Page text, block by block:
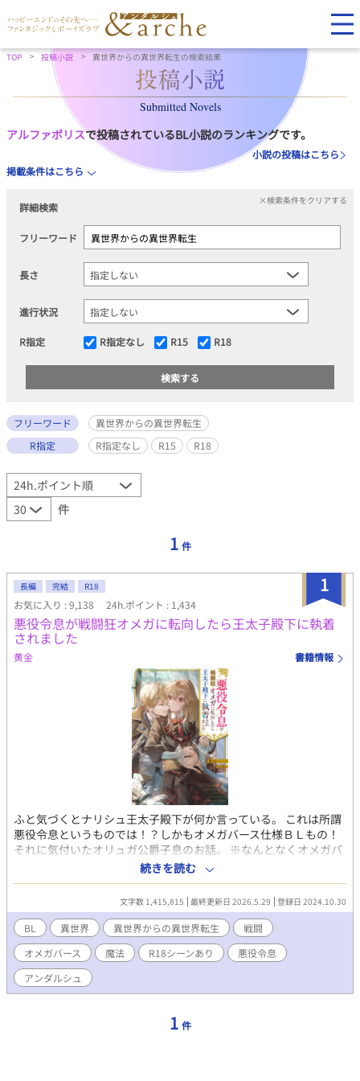
TOP 投稿小説 異世界からの異世界転生の検索結果
Submitted Novels
アルファポリスで投稿されているBL小説のランキングです。
小説の投稿はこちら
掲載条件はこちら
詳細検索
×検索条件をクリアする
フリーワード
長さ
進行状況
R指定 R指定なし R15 R18
フリーワード
異世界からの異世界転生
R指定
R指定なし R15 R18
件
1 件
1
長編 完結 R18
お気に入り : 9,138 24h.ポイント : 1,434
悪役令息が戦闘狂オメガに転向したら王太子殿下に執着
されました
黄金 書籍情報
ふと気づくとナリシュ王太子殿下が何か言っている。 これは所謂
悪役令息というものでは！？しかもオメガバース仕様ＢＬもの！
それに気付いたオリュガ公爵子息のお話。 ※なんとなくオメガバ
ース書きたくなって思いつきで書いてます。読んでもらえたら嬉
しいです。 1話〜108話まで本編(２月１１日完結)。 109話か
ら番外編となります。 お気に入り、イイね、しおり、コメント
を入れていただき有難う御座います！ 誤字脱字の報告有難うご
ざいます！
続きを読む
文字数 1,415,815 最終更新日 2026.5.29 登録日 2024.10.30
BL 異世界 異世界からの異世界転生
戦闘
オメガバース
魔法 R18シーンあり
悪役令息
アンダルシュ
1 件